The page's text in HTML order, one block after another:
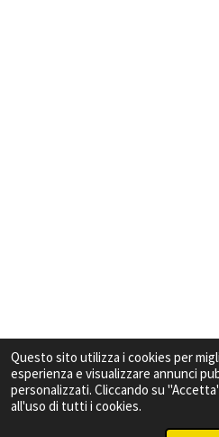
Questo sito utilizza i cookies per
esperienza e visualizzare annunci
personalizzati. Cliccando su
all'uso di tutti i cookies.